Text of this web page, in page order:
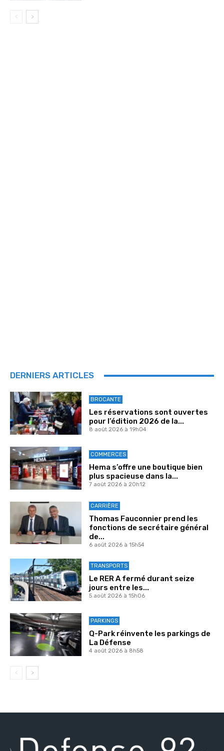
DERNIERS ARTICLES
BROCANTE
Les réservations sont ouvertes
pour l’édition 2026 de la...
8 août 2026 à 19h04
COMMERCES
Hema s’offre une boutique bien
plus spacieuse dans la...
7 août 2026 à 20h12
CARRIÈRE
Thomas Fauconnier prend les
fonctions de secrétaire général
de...
6 août 2026 à 15h54
TRANSPORTS
Le RER A fermé durant seize
jours entre les...
5 août 2026 à 15h06
PARKINGS
Q-Park réinvente les parkings de
La Défense
4 août 2026 à 8h58